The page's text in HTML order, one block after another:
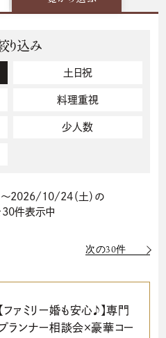
り込み
土日祝
料理重視
少人数
2026/10/24（土）の
30件表示中
次の30件
【ファミリー婚も安心♪】専門
ランナー相談会×豪華コー